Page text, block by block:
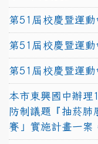
第51屆校慶暨運
第51屆校慶暨運
第51屆校慶暨運
本市東興國中辦理
防制議題『抽菸肺
賽」實施計畫一案